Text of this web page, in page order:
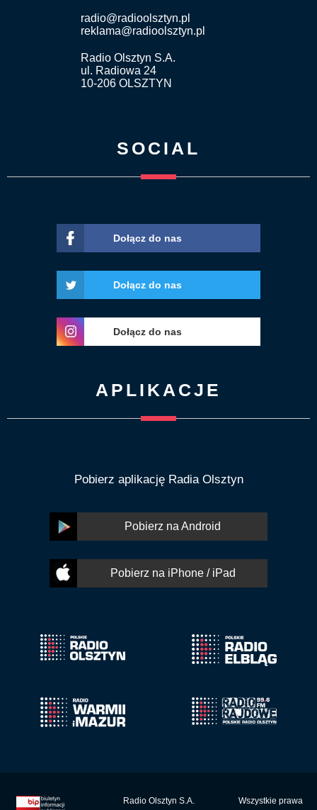
radio@radioolsztyn.pl
reklama@radioolsztyn.pl
Radio Olsztyn S.A.
ul. Radiowa 24
10-206 OLSZTYN
SOCIAL
Dołącz do nas
Dołącz do nas
Dołącz do nas
APLIKACJE
Pobierz aplikację Radia Olsztyn
Pobierz na Android
Pobierz na iPhone / iPad
Radio Olsztyn S.A.
Wszystkie prawa